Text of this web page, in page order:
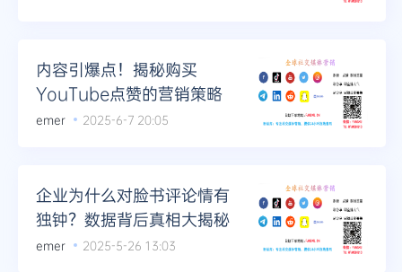
内容引爆点！揭秘购买
YouTube点赞的营销策略
emer 2025-6-7 20:05
企业为什么对脸书评论情有
独钟？数据背后真相大揭秘
emer 2025-5-26 13:03